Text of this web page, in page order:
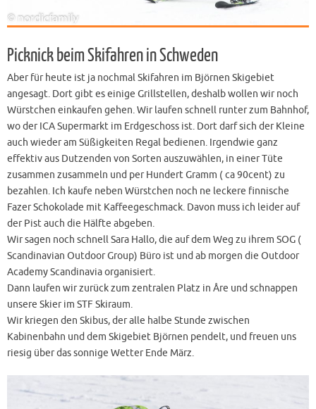
Picknick beim Skifahren in Schweden
Aber für heute ist ja nochmal Skifahren im Björnen Skigebiet
angesagt. Dort gibt es einige Grillstellen, deshalb wollen wir noch
Würstchen einkaufen gehen. Wir laufen schnell runter zum Bahnhof,
wo der ICA Supermarkt im Erdgeschoss ist. Dort darf sich der Kleine
auch wieder am Süßigkeiten Regal bedienen. Irgendwie ganz
effektiv aus Dutzenden von Sorten auszuwählen, in einer Tüte
zusammen zusammeln und per Hundert Gramm ( ca 90cent) zu
bezahlen. Ich kaufe neben Würstchen noch ne leckere finnische
Fazer Schokolade mit Kaffeegeschmack. Davon muss ich leider auf
der Pist auch die Hälfte abgeben.
Wir sagen noch schnell Sara Hallo, die auf dem Weg zu ihrem SOG (
Scandinavian Outdoor Group) Büro ist und ab morgen die Outdoor
Academy Scandinavia organisiert.
Dann laufen wir zurück zum zentralen Platz in Åre und schnappen
unsere Skier im STF Skiraum.
Wir kriegen den Skibus, der alle halbe Stunde zwischen
Kabinenbahn und dem Skigebiet Björnen pendelt, und freuen uns
riesig über das sonnige Wetter Ende März.